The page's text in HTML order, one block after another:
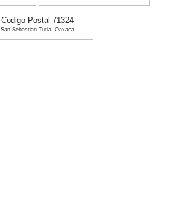
Codigo Postal 71324
San Sebastian Tutla, Oaxaca